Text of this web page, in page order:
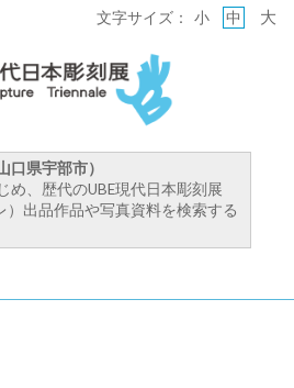
口県宇部市）
め、歴代のUBE現代日本彫刻展
）出品作品や写真資料を検索する
文字サイズ： 小 中 大